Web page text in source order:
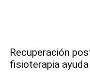
Recuperación
fisioterapia